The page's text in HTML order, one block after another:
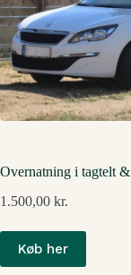
Overnatning i tagtelt
1.500,00 kr.
Køb her